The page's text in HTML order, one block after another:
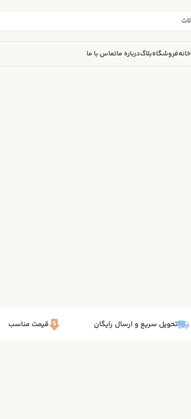
خانهفروشگاهبلاگدرباره ماتماس با ما
قیمت مناسب تحویل سریع و ارسال رایگان